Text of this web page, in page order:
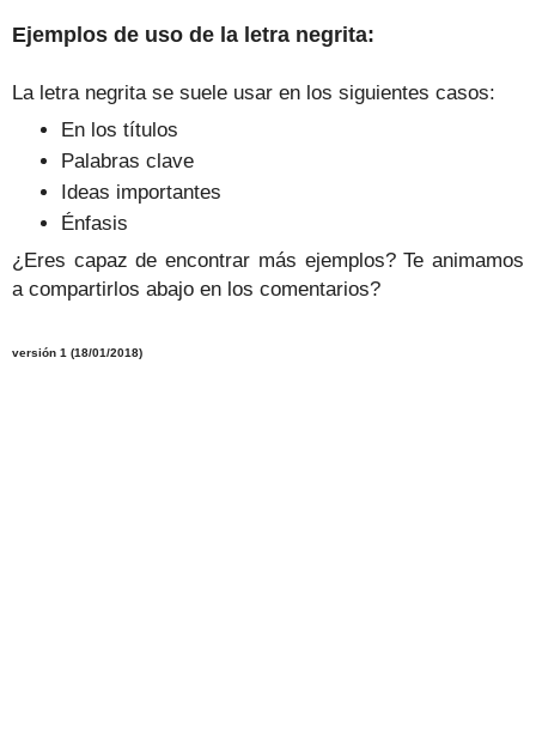
Ejemplos de uso de la letra negrita:
La letra negrita se suele usar en los siguientes casos:
En los títulos
Palabras clave
Ideas importantes
Énfasis
¿Eres capaz de encontrar más ejemplos? Te animamos
a compartirlos abajo en los comentarios?
versión 1 (18/01/2018)